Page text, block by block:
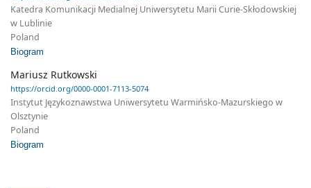
Katedra Komunikacji Medialnej Uniwersytetu Marii Curie-Skłodowskiej
w Lublinie
Poland
Biogram
Mariusz Rutkowski
https://orcid.org/0000-0001-7113-5074
Instytut Językoznawstwa Uniwersytetu Warmińsko-Mazurskiego w
Olsztynie
Poland
Biogram